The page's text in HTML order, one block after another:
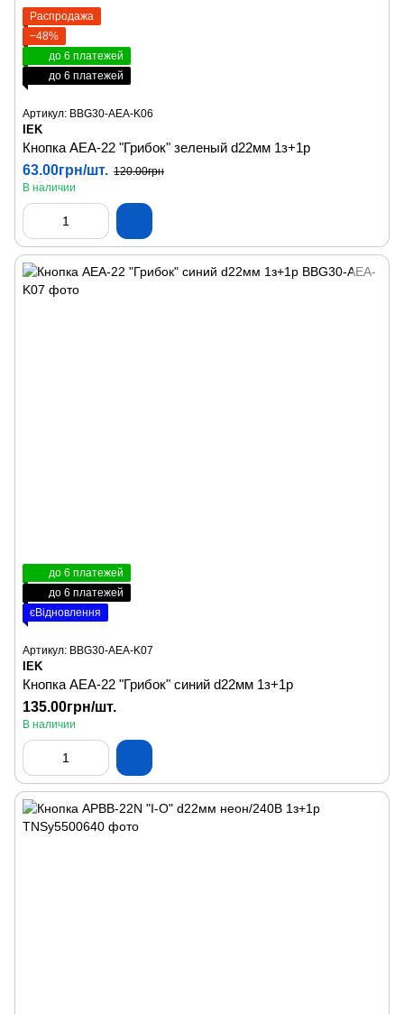
Распродажа
−48%
до 6 платежей
до 6 платежей
Артикул: BBG30-AEA-K06
IEK
Кнопка AEА-22 "Грибок" зеленый d22мм 1з+1р
63.00грн/шт. 120.00грн
В наличии
до 6 платежей
до 6 платежей
єВідновлення
Артикул: BBG30-AEA-K07
IEK
Кнопка AEА-22 "Грибок" синий d22мм 1з+1р
135.00грн/шт.
В наличии